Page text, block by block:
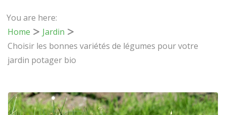
You are here:
Home
Jardin
Choisir les bonnes variétés de légumes pour votre
jardin potager bio